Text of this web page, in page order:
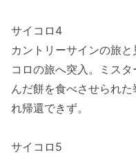
サイコロ4
カントリーサインの旅
コロの旅へ突入。ミス
んだ餅を食べさせられ
れ帰還できず。
サイコロ5